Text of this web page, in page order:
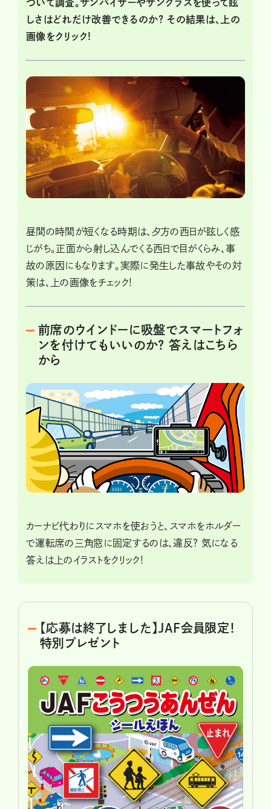
ついて調査。サンバイザーやサングラスを使って眩
しさはどれだけ改善できるのか? その結果は、上の
画像をクリック!
昼間の時間が短くなる時期は、夕方の西日が眩しく感
じがち。正面から射し込んでくる西日で目がくらみ、事
故の原因にもなります。実際に発生した事故やその対
策は、上の画像をチェック!
前席のウインドーに吸盤でスマートフォ
ンを付けてもいいのか? 答えはこちら
から
カーナビ代わりにスマホを使おうと、スマホをホルダー
で運転席の三角窓に固定するのは、違反? 気になる
答えは上のイラストをクリック!
【応募は終了しました】JAF会員限定！
特別プレゼント